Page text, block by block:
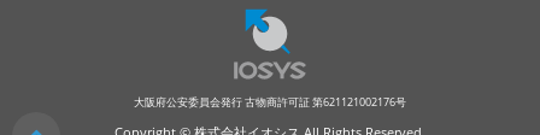
大阪府公安委員会発行 古物商許可証 第621121002176号